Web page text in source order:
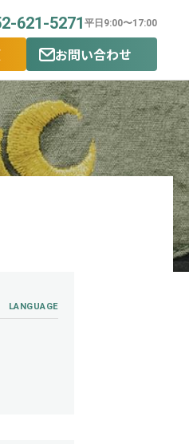
お問い合わせ
621-5271 平日9:00〜17:00
LANGUAGE